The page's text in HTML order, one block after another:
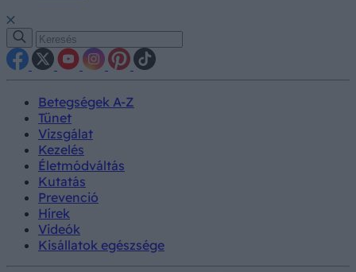
Betegségek A-Z
Tünet
Vizsgálat
Kezelés
Életmódváltás
Kutatás
Prevenció
Hírek
Videók
Kisállatok egészsége